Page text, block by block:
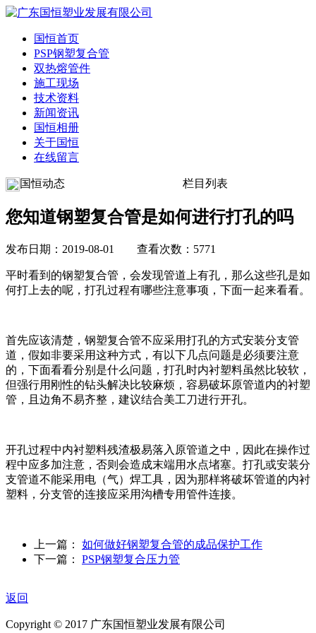
国恒首页
PSP钢塑复合管
双热熔管件
施工现场
技术资料
新闻资讯
国恒相册
关于国恒
在线留言
国恒动态 栏目列表
您知道钢塑复合管是如何进行打孔的吗
发布日期：2019-08-01 查看次数：5771
平时看到的钢塑复合管，会发现管道上有孔，那么这些孔是如
何打上去的呢，打孔过程有哪些注意事项，下面一起来看看。
首先应该清楚，钢塑复合管不应采用打孔的方式安装分支管
道，假如非要采用这种方式，有以下几点问题是必须要注意
的，下面看看分别是什么问题，打孔时内衬塑料虽然比较软，
但强行用刚性的钻头解决比较麻烦，容易破坏原管道内的衬塑
管，且边角不易齐整，建议结合美工刀进行开孔。
开孔过程中内衬塑料残渣极易落入原管道之中，因此在操作过
程中应多加注意，否则会造成末端用水点堵塞。打孔或安装分
支管道不能采用电（气）焊工具，因为那样将破坏管道的内衬
塑料，分支管的连接应采用沟槽专用管件连接。
上一篇： 如何做好钢塑复合管的成品保护工作
下一篇： PSP钢塑复合压力管
返回
Copyright © 2017 广东国恒塑业发展有限公司